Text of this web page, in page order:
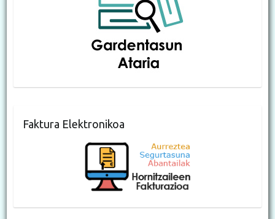
Faktura Elektronikoa